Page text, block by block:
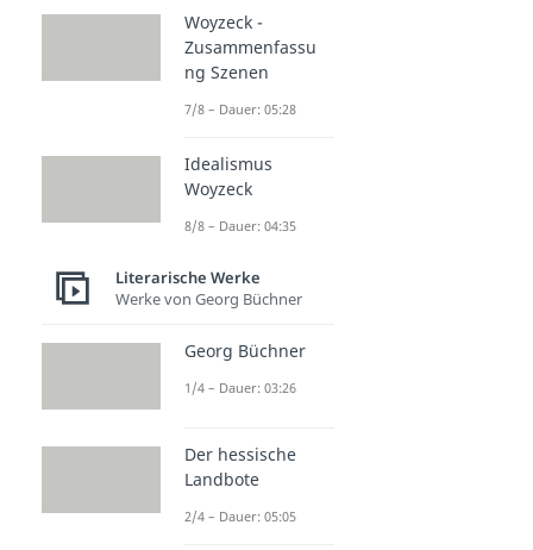
Woyzeck -
Zusammenfassu
ng Szenen
7/8 – Dauer: 05:28
Idealismus
Woyzeck
8/8 – Dauer: 04:35
Literarische Werke
Werke von Georg Büchner
Georg Büchner
1/4 – Dauer: 03:26
Der hessische
Landbote
2/4 – Dauer: 05:05